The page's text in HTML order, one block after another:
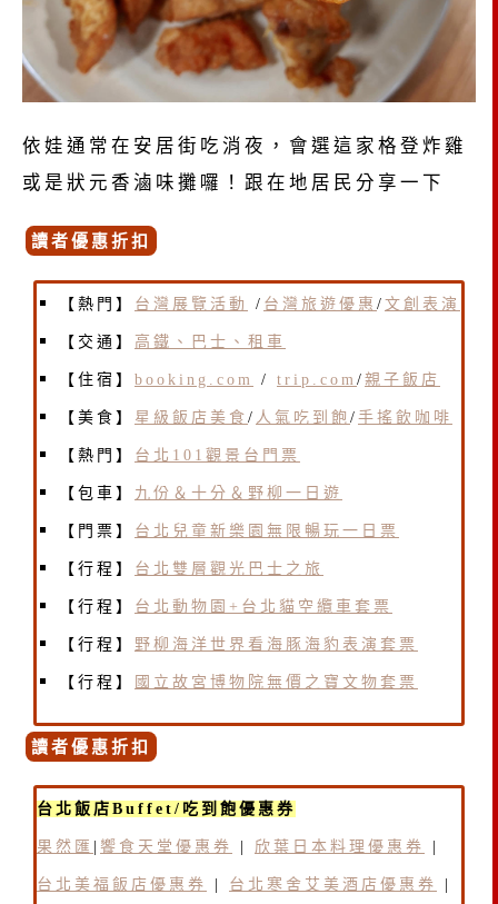
依娃通常在安居街吃消夜，會選這家格登炸雞
或是狀元香滷味攤囉！跟在地居民分享一下
讀者優惠折扣
【熱門】 台灣展覽活動 / 台灣旅遊優惠 / 文創表演
【交通】 高鐵、巴士、租車
【住宿】 booking.com / trip.com / 親子飯店
【美食】 星級飯店美食 / 人氣吃到飽 / 手搖飲咖啡
【熱門】 台北101觀景台門票
【包車】 九份＆十分＆野柳一日遊
【門票】 台北兒童新樂園無限暢玩一日票
【行程】 台北雙層觀光巴士之旅
【行程】 台北動物園+台北貓空纜車套票
【行程】 野柳海洋世界看海豚海豹表演套票
【行程】 國立故宮博物院無價之寶文物套票
讀者優惠折扣
台北飯店Buffet/吃到飽優惠券
果然匯 饗食天堂優惠券 欣葉日本料理優惠券
台北美福飯店優惠券 台北寒舍艾美酒店優惠券